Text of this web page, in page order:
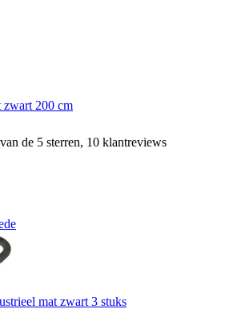
zwart 200 cm
de 5 sterren, 10 klantreviews
mat zwart 3 stuks